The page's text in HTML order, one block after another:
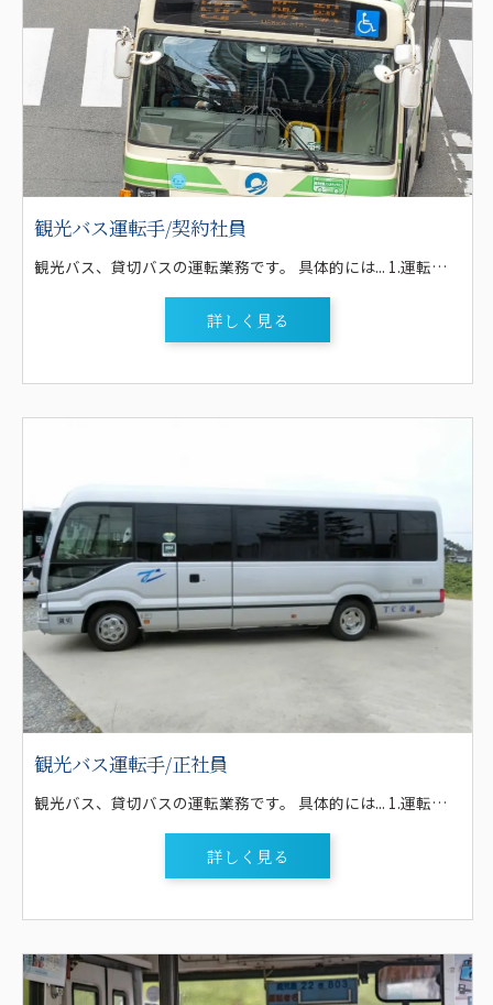
観光バス運転手/契約社員
観光バス、貸切バスの運転業務です。 具体的には... 1.運転する観光バスは、大型バス(60人乗り・55人乗り)、または中型バス(27人乗り)がメインです。 2.日帰りが多いですが、行楽シーズンなどは、三河や東海地区はもちろん、関東や関西などに向かう運行もあります。なお、宿泊を伴う場合は、1,000円/泊(マイクロ)・2,000円/泊(大バス)を支給します。 3.外国人向けの観光(インバウンド)は扱っていません。 4.観光バスの運行業務が少ない時期は、部活動の遠征や送迎、遠足や結婚式の送迎等の貸切バスの運行、地元大手企業の通勤バスや高校、自動車学校の送迎バスの運行業務等があります。 5.希望者には、運行管理者講習も受講して頂き、点呼業務など安全管理業務に携わることも可能です。 6.送迎バス業務では、地元大手企業の送迎、高校の送迎、学校行事、自動車学校の送迎等があります。経験を重ね、観光バス業務にステップアップしてゆくことも可能です。
詳しく見る
観光バス運転手/正社員
観光バス、貸切バスの運転業務です。 具体的には... 1.運転する観光バスは、大型バス(60人乗り・55人乗り)、または中型バス(27人乗り)がメインです。 2.日帰りが多いですが、行楽シーズンなどは、三河や東海地区はもちろん、関東や関西などに向かう1～2泊のコースが数回あります。 なお、宿泊を伴う場合は、1,000円/泊(マイクロ)・2,000円/泊(大バス)を支給します。 3.外国人向けの観光(インバウンド)は扱っていません。 4.観光バスの運行業務が少ない時期は、部活動の遠征や送迎、遠足や結婚式の送迎等の貸切バスの運行、地元大手企業の通勤バスや高校、 自動車学校の送迎バスの運行業務等があります。 5.正社員登用後は、運行管理者講習も受講して頂き、点呼業務など安全管理業務もして頂きます。 ＴC交通の運転手のお仕事は、企業送迎や学生のスクールバスなどの送迎が全体の仕事の7割以上を占めていますが、もちろん観光、貸切、企業イベント、学校行事、遠足、部活動送迎、冠婚葬祭等々様々な運転の仕事があります。 観光を担当するにはやはりスキルが必要となりますが、焦らずに徐々にステップアップしていけば大丈夫です！ シーズンによって観光が少ない時期でも、定期便の運行の仕事も多数ありますので稼ぎたい方は、しっかりと仕事があります。
詳しく見る